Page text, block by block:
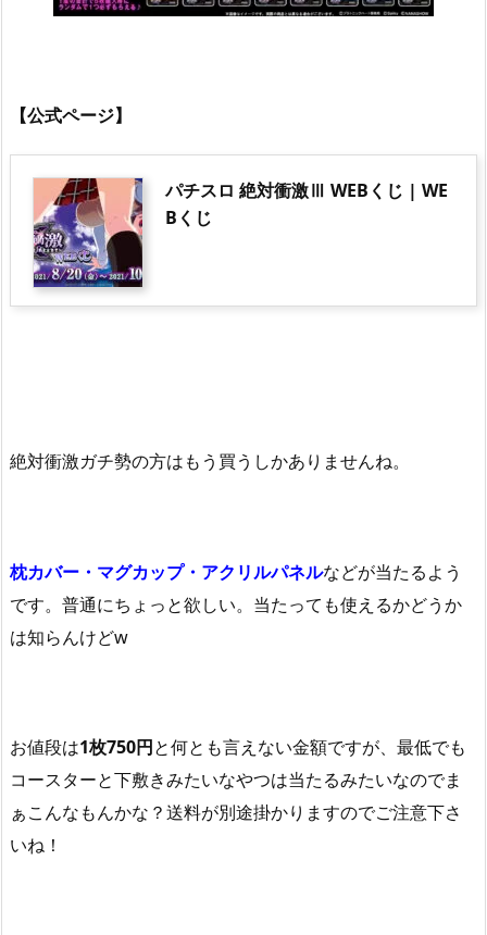
【公式ページ】
パチスロ 絶対衝激Ⅲ WEBくじ | WE
Bくじ
絶対衝激ガチ勢の方はもう買うしかありませんね。
枕カバー・マグカップ・アクリルパネルなどが当たるよう
です。普通にちょっと欲しい。当たっても使えるかどうか
は知らんけどw
お値段は1枚750円と何とも言えない金額ですが、最低でも
コースターと下敷きみたいなやつは当たるみたいなのでま
ぁこんなもんかな？送料が別途掛かりますのでご注意下さ
いね！